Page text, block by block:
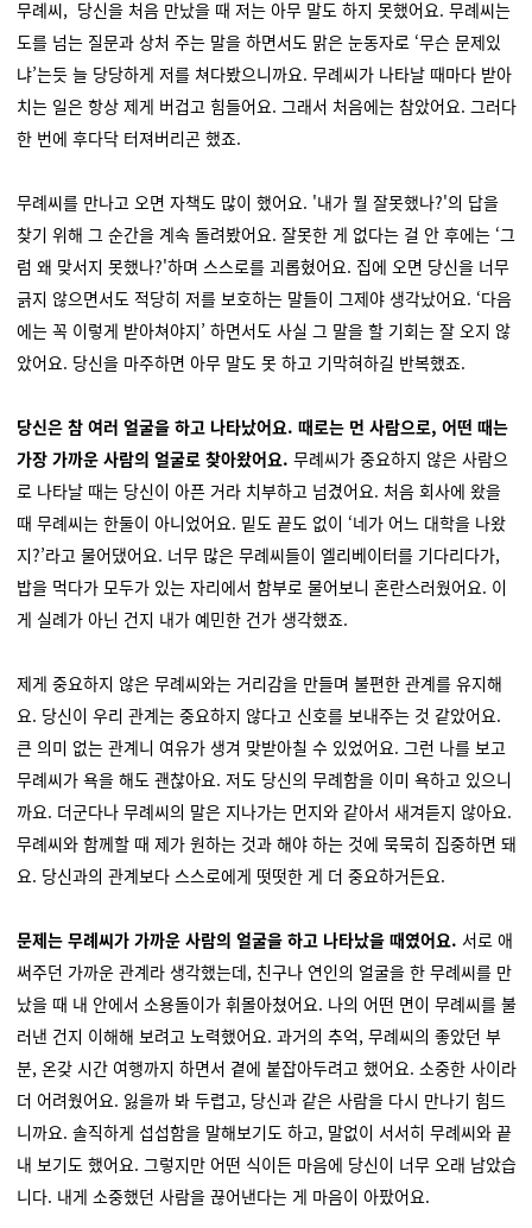
무례씨, 당신을 처음 만났을 때 저는 아무 말도 하지 못했어요. 무례씨는
도를 넘는 질문과 상처 주는 말을 하면서도 맑은 눈동자로 ‘무슨 문제있
냐’는듯 늘 당당하게 저를 쳐다봤으니까요. 무례씨가 나타날 때마다 받아
치는 일은 항상 제게 버겁고 힘들어요. 그래서 처음에는 참았어요. 그러다
한 번에 후다닥 터져버리곤 했죠.
무례씨를 만나고 오면 자책도 많이 했어요. '내가 뭘 잘못했나?'의 답을
찾기 위해 그 순간을 계속 돌려봤어요. 잘못한 게 없다는 걸 안 후에는 ‘그
럼 왜 맞서지 못했나?'하며 스스로를 괴롭혔어요. 집에 오면 당신을 너무
긁지 않으면서도 적당히 저를 보호하는 말들이 그제야 생각났어요. ‘다음
에는 꼭 이렇게 받아쳐야지’ 하면서도 사실 그 말을 할 기회는 잘 오지 않
았어요. 당신을 마주하면 아무 말도 못 하고 기막혀하길 반복했죠.
당신은 참 여러 얼굴을 하고 나타났어요. 때로는 먼 사람으로, 어떤 때는
가장 가까운 사람의 얼굴로 찾아왔어요. 무례씨가 중요하지 않은 사람으
로 나타날 때는 당신이 아픈 거라 치부하고 넘겼어요. 처음 회사에 왔을
때 무례씨는 한둘이 아니었어요. 밑도 끝도 없이 ‘네가 어느 대학을 나왔
지?’라고 물어댔어요. 너무 많은 무례씨들이 엘리베이터를 기다리다가,
밥을 먹다가 모두가 있는 자리에서 함부로 물어보니 혼란스러웠어요. 이
게 실례가 아닌 건지 내가 예민한 건가 생각했죠.
제게 중요하지 않은 무례씨와는 거리감을 만들며 불편한 관계를 유지해
요. 당신이 우리 관계는 중요하지 않다고 신호를 보내주는 것 같았어요.
큰 의미 없는 관계니 여유가 생겨 맞받아칠 수 있었어요. 그런 나를 보고
무례씨가 욕을 해도 괜찮아요. 저도 당신의 무례함을 이미 욕하고 있으니
까요. 더군다나 무례씨의 말은 지나가는 먼지와 같아서 새겨듣지 않아요.
무례씨와 함께할 때 제가 원하는 것과 해야 하는 것에 묵묵히 집중하면 돼
요. 당신과의 관계보다 스스로에게 떳떳한 게 더 중요하거든요.
문제는 무례씨가 가까운 사람의 얼굴을 하고 나타났을 때였어요. 서로 애
써주던 가까운 관계라 생각했는데, 친구나 연인의 얼굴을 한 무례씨를 만
났을 때 내 안에서 소용돌이가 휘몰아쳤어요. 나의 어떤 면이 무례씨를 불
러낸 건지 이해해 보려고 노력했어요. 과거의 추억, 무례씨의 좋았던 부
분, 온갖 시간 여행까지 하면서 곁에 붙잡아두려고 했어요. 소중한 사이라
더 어려웠어요. 잃을까 봐 두렵고, 당신과 같은 사람을 다시 만나기 힘드
니까요. 솔직하게 섭섭함을 말해보기도 하고, 말없이 서서히 무례씨와 끝
내 보기도 했어요. 그렇지만 어떤 식이든 마음에 당신이 너무 오래 남았습
니다. 내게 소중했던 사람을 끊어낸다는 게 마음이 아팠어요.